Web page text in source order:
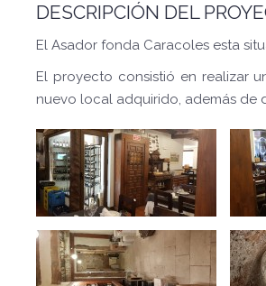
DESCRIPCIÓN DEL
El Asador fonda Caracoles esta
El proyecto consistió en realizar
nuevo local adquirido, además de